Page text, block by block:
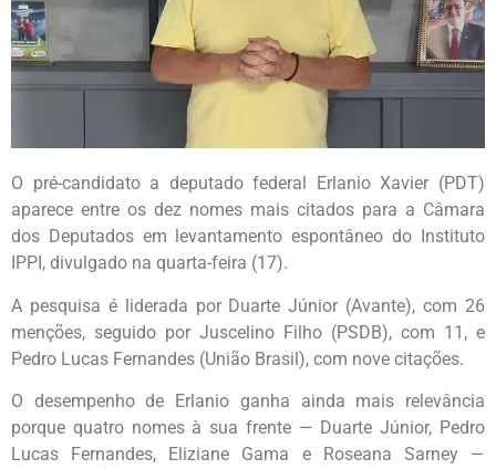
O pré-candidato a deputado federal Erlanio Xavier (PDT)
aparece entre os dez nomes mais citados para a Câmara
dos Deputados em levantamento espontâneo do Instituto
IPPI, divulgado na quarta-feira (17).
A pesquisa é liderada por Duarte Júnior (Avante), com 26
menções, seguido por Juscelino Filho (PSDB), com 11, e
Pedro Lucas Fernandes (União Brasil), com nove citações.
O desempenho de Erlanio ganha ainda mais relevância
porque quatro nomes à sua frente — Duarte Júnior, Pedro
Lucas Fernandes, Eliziane Gama e Roseana Sarney —